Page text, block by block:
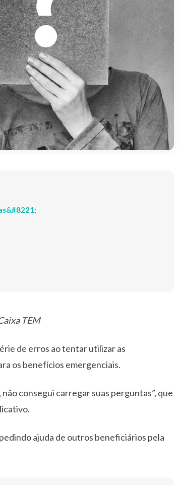
TEM
de erros ao tentar utilizar as
os benefícios emergenciais.
consegui carregar suas perguntas”, que
ajuda de outros beneficiários pela